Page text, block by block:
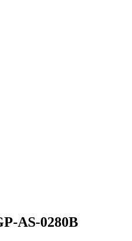
AS-0280B